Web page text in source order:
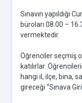
Sınavın yapıldığı
büroları 08.00 –
vermektedir.
Öğrenciler seçmiş
katılırlar.
hangi il, ilçe, bina,
gireceği “Sınava